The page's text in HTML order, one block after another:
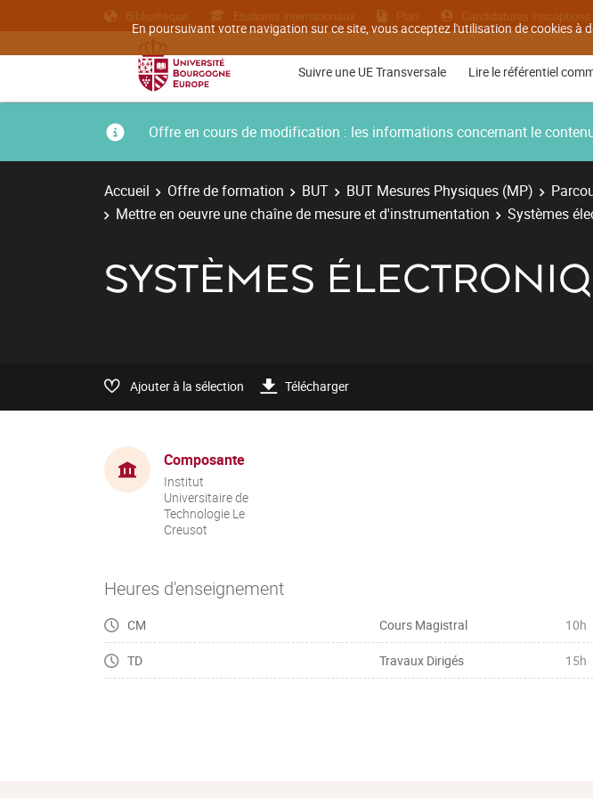
En poursuivant votre navigation sur ce site, vous acceptez l'utilisation de cookies à
Bibliothèque Etudiants internationaux Plan Candidatures inscriptions
Suivre une UE Transversale Lire le référentiel
Offre en cours de modification : les informations concernant le
Accueil Offre de formation BUT BUT Mesures Physiques (MP)
Mettre en oeuvre une chaîne de mesure et d'instrumentation
Systèmes
SYSTÈMES
Ajouter à la sélection Télécharger
Composante
Institut
Universitaire de
Technologie Le
Creusot
Heures d'enseignement
CM Cours Magistral 10h
TD Travaux Dirigés 15h